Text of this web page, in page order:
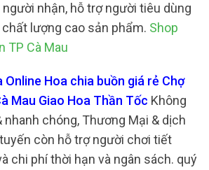
nhận, hỗ trợ người tiêu dùng
lượng cao sản phẩm. Shop
TP Cà Mau
Online Hoa chia buồn giá rẻ Chợ
Mau Giao Hoa Thần Tốc Không
nhanh chóng, Thương Mại & dịch
còn hỗ trợ người chơi tiết
chi phí thời hạn và ngân sách. quý